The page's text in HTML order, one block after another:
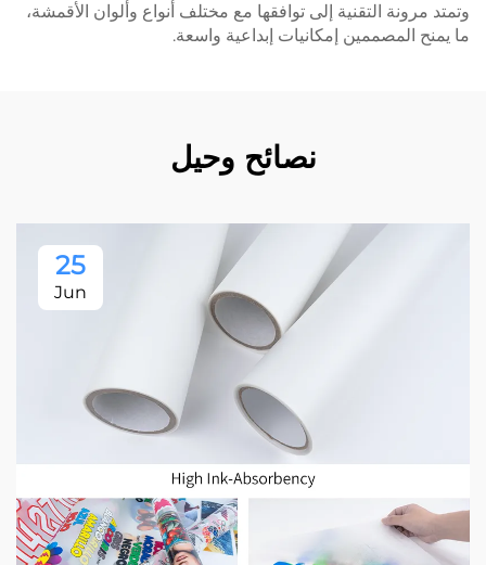
وتمتد مرونة التقنية إلى توافقها مع مختلف أنواع وألوان الأقمشة،
ما يمنح المصممين إمكانيات إبداعية واسعة.
نصائح وحيل
25
Jun